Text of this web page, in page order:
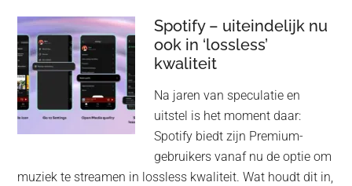
Spotify – uiteindelijk nu
ook in ‘lossless’
kwaliteit
Na jaren van speculatie en
uitstel is het moment daar:
Spotify biedt zijn Premium-
gebruikers vanaf nu de optie om
muziek te streamen in lossless kwaliteit. Wat houdt dit in,